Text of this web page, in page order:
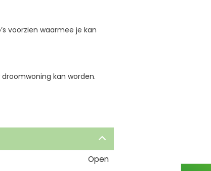
voorzien waarmee je kan
kan worden.
Open